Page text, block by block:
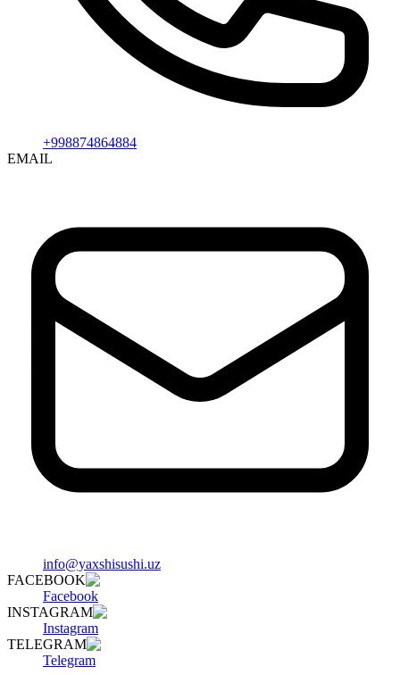
+998874864884
EMAIL
info@yaxshisushi.uz
FACEBOOK
Facebook
INSTAGRAM
Instagram
TELEGRAM
Telegram